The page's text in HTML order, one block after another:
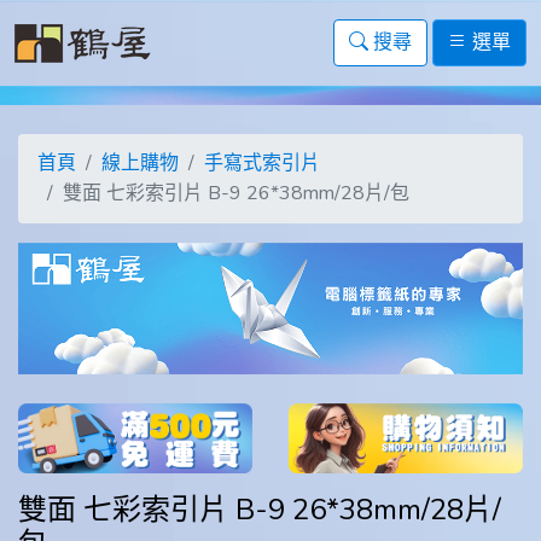
搜尋 選單
首頁 線上購物
手寫式索引片
雙面 七彩索引片 B-9 26*38mm/28片/包
雙面 七彩索引片 B-9 26*38mm/28片/